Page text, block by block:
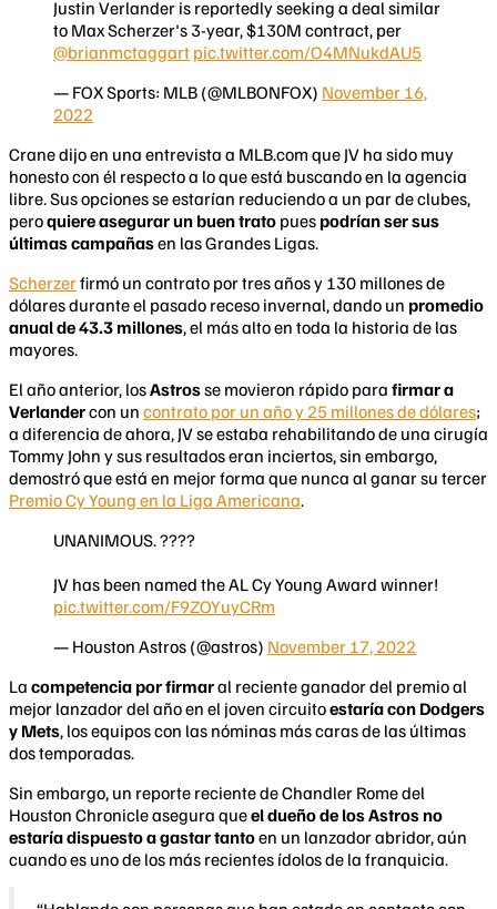
Justin Verlander is reportedly seeking a deal similar
to Max Scherzer's 3-year, $130M contract, per
@brianmctaggart pic.twitter.com/O4MNukdAU5
— FOX Sports: MLB (@MLBONFOX) November 16,
2022
Crane dijo en una entrevista a MLB.com que JV ha sido muy
honesto con él respecto a lo que está buscando en la agencia
libre. Sus opciones se estarían reduciendo a un par de clubes,
peroquiere asegurar un buen trato pues podrían ser sus
últimas campañasen las Grandes Ligas.
Scherzerfirmó un contrato por tres años y 130 millones de
dólares durante el pasado receso invernal, dando un promedio
anual de 43.3 millones, el más alto en toda la historia de las
mayores.
El año anterior, losAstrosse movieron rápido para firmar a
Verlandercon un contrato por un año y 25 millones de dólares;
a diferencia de ahora, JV se estaba rehabilitando de una cirugía
Tommy John y sus resultados eran inciertos, sin embargo,
demostró que está en mejor forma que nunca al ganar su tercer
Premio Cy Young en la Liga Americana.
UNANIMOUS. ????
JV has been named the AL Cy Young Award winner!
pic.twitter.com/F9ZOYuyCRm
— Houston Astros (@astros) November 17, 2022
La competencia por firmaral reciente ganador del premio al
mejor lanzador del año en el joven circuitoestaría con Dodgers
y Mets, los equipos con las nóminas más caras de las últimas
dos temporadas.
Sin embargo, un reporte reciente de Chandler Rome del
Houston Chronicle asegura queel dueño de los Astros no
estaría dispuesto a gastar tantoen un lanzador abridor, aún
cuando es uno de los más recientes ídolos de la franquicia.